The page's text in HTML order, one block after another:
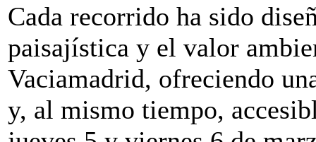
Cada recorrido ha sido
paisajística y el valor
Vaciamadrid, ofreciendo
y, al mismo tiempo,